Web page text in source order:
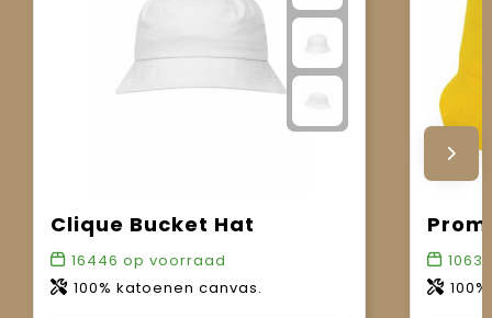
Clique Bucket Hat
16446 op voorraad
100% katoenen canvas.